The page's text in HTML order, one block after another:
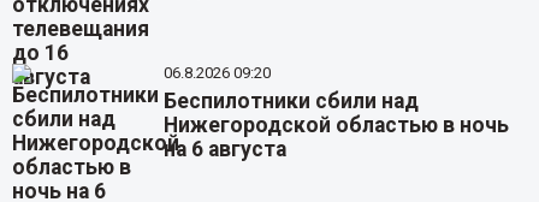
06.8.2026 09:20
Беспилотники сбили над
Нижегородской областью в ночь
на 6 августа